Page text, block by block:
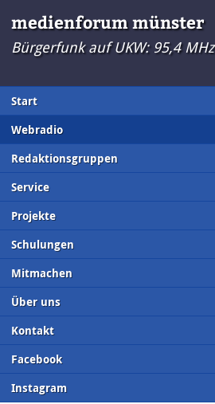
medienforum münster
Bürgerfunk auf UKW: 95,4 MHz
Start
Webradio
Redaktionsgruppen
Service
Projekte
Schulungen
Mitmachen
Über uns
Kontakt
Facebook
Instagram